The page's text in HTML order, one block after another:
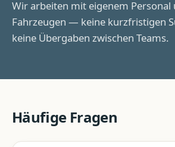
Wir arbeiten mit eigenem Personal
Fahrzeugen — keine kurzfristigen
keine Übergaben zwischen Teams.
Häufige Fragen